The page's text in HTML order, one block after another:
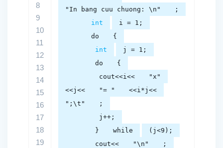
8
9
10
11
12
13
14
15
16
17
18
19
"In bang cuu chuong: \n"
;
int
i = 1;
do
{
int
j = 1;
do
{
cout<<i<<
"x"
<<j<<
"= "
<<i*j<<
";\t"
;
j++;
}
while
(j<9);
cout<<
"\n"
;